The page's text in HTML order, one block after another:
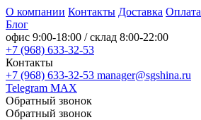
О компании Контакты Доставка Оплата
Блог
офис 9:00-18:00 / склад 8:00-22:00
+7 (968) 633-32-53
Контакты
+7 (968) 633-32-53 manager@sgshina.ru
Telegram MAX
Обратный звонок
Обратный звонок